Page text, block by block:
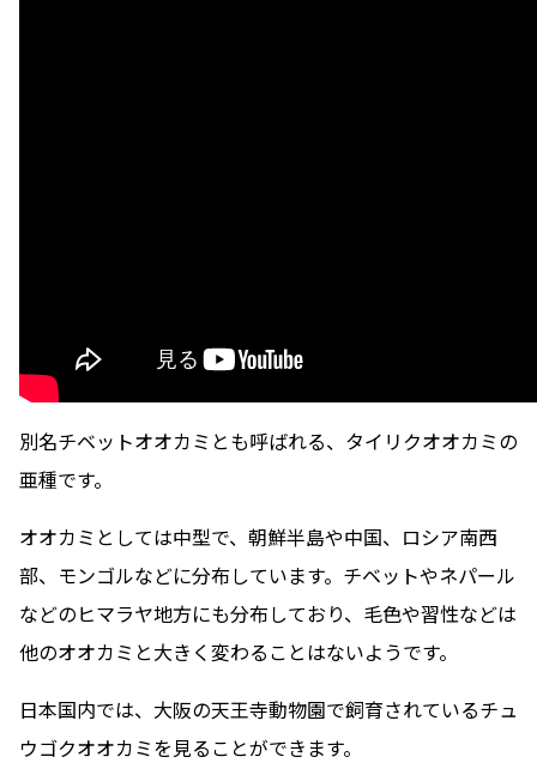
別名チベットオオカミとも呼ばれる、タイリクオオカミの
亜種です。
オオカミとしては中型で、朝鮮半島や中国、ロシア南西
部、モンゴルなどに分布しています。チベットやネパール
などのヒマラヤ地方にも分布しており、毛色や習性などは
他のオオカミと大きく変わることはないようです。
日本国内では、大阪の天王寺動物園で飼育されているチュ
ウゴクオオカミを見ることができます。